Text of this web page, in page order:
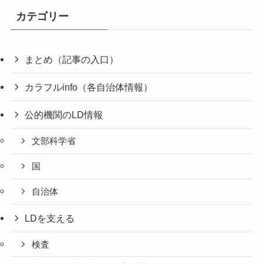
カテゴリー
まとめ（記事の入口）
カラフルinfo（各自治体情報）
公的機関のLD情報
文部科学省
国
自治体
LDを支える
検査